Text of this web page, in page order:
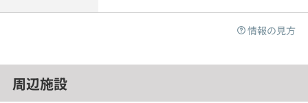
情報の見方
周辺施設